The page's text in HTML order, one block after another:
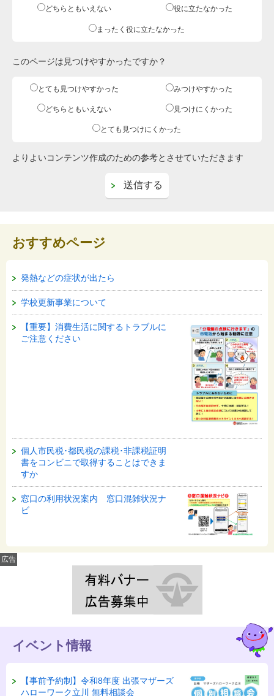
どちらともいえない 役に立たなかった
まったく役に立たなかった
このページは見つけやすかったですか？
とても見つけやすかった みつけやすかった
どちらともいえない 見つけにくかった
とても見つけにくかった
よりよいコンテンツ作成のための参考とさせていただきます
おすすめページ
発熱などの症状が出たら
学校更新事業について
【重要】消費生活に関するトラブルに
ご注意ください
個人市民税･都民税の課税･非課税証明
書をコンビニで取得することはできま
すか
窓口の利用状況案内 窓口混雑状況ナ
ビ
広告
イベント情報
【事前予約制】令和8年度 出張マザーズ
ハローワーク立川 無料相談会